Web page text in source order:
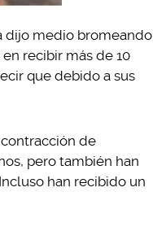
dijo medio bromeando
recibir más de 10
que debido a sus
contracción de
pero también han
han recibido un